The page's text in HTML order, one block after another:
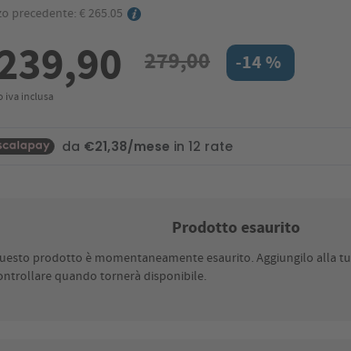
precedente: € 265.05
279,00
iva inclusa
-14 %
Prodotto esaurito
prodotto è momentaneamente esaurito. Aggiungilo alla
quando tornerà disponibile.